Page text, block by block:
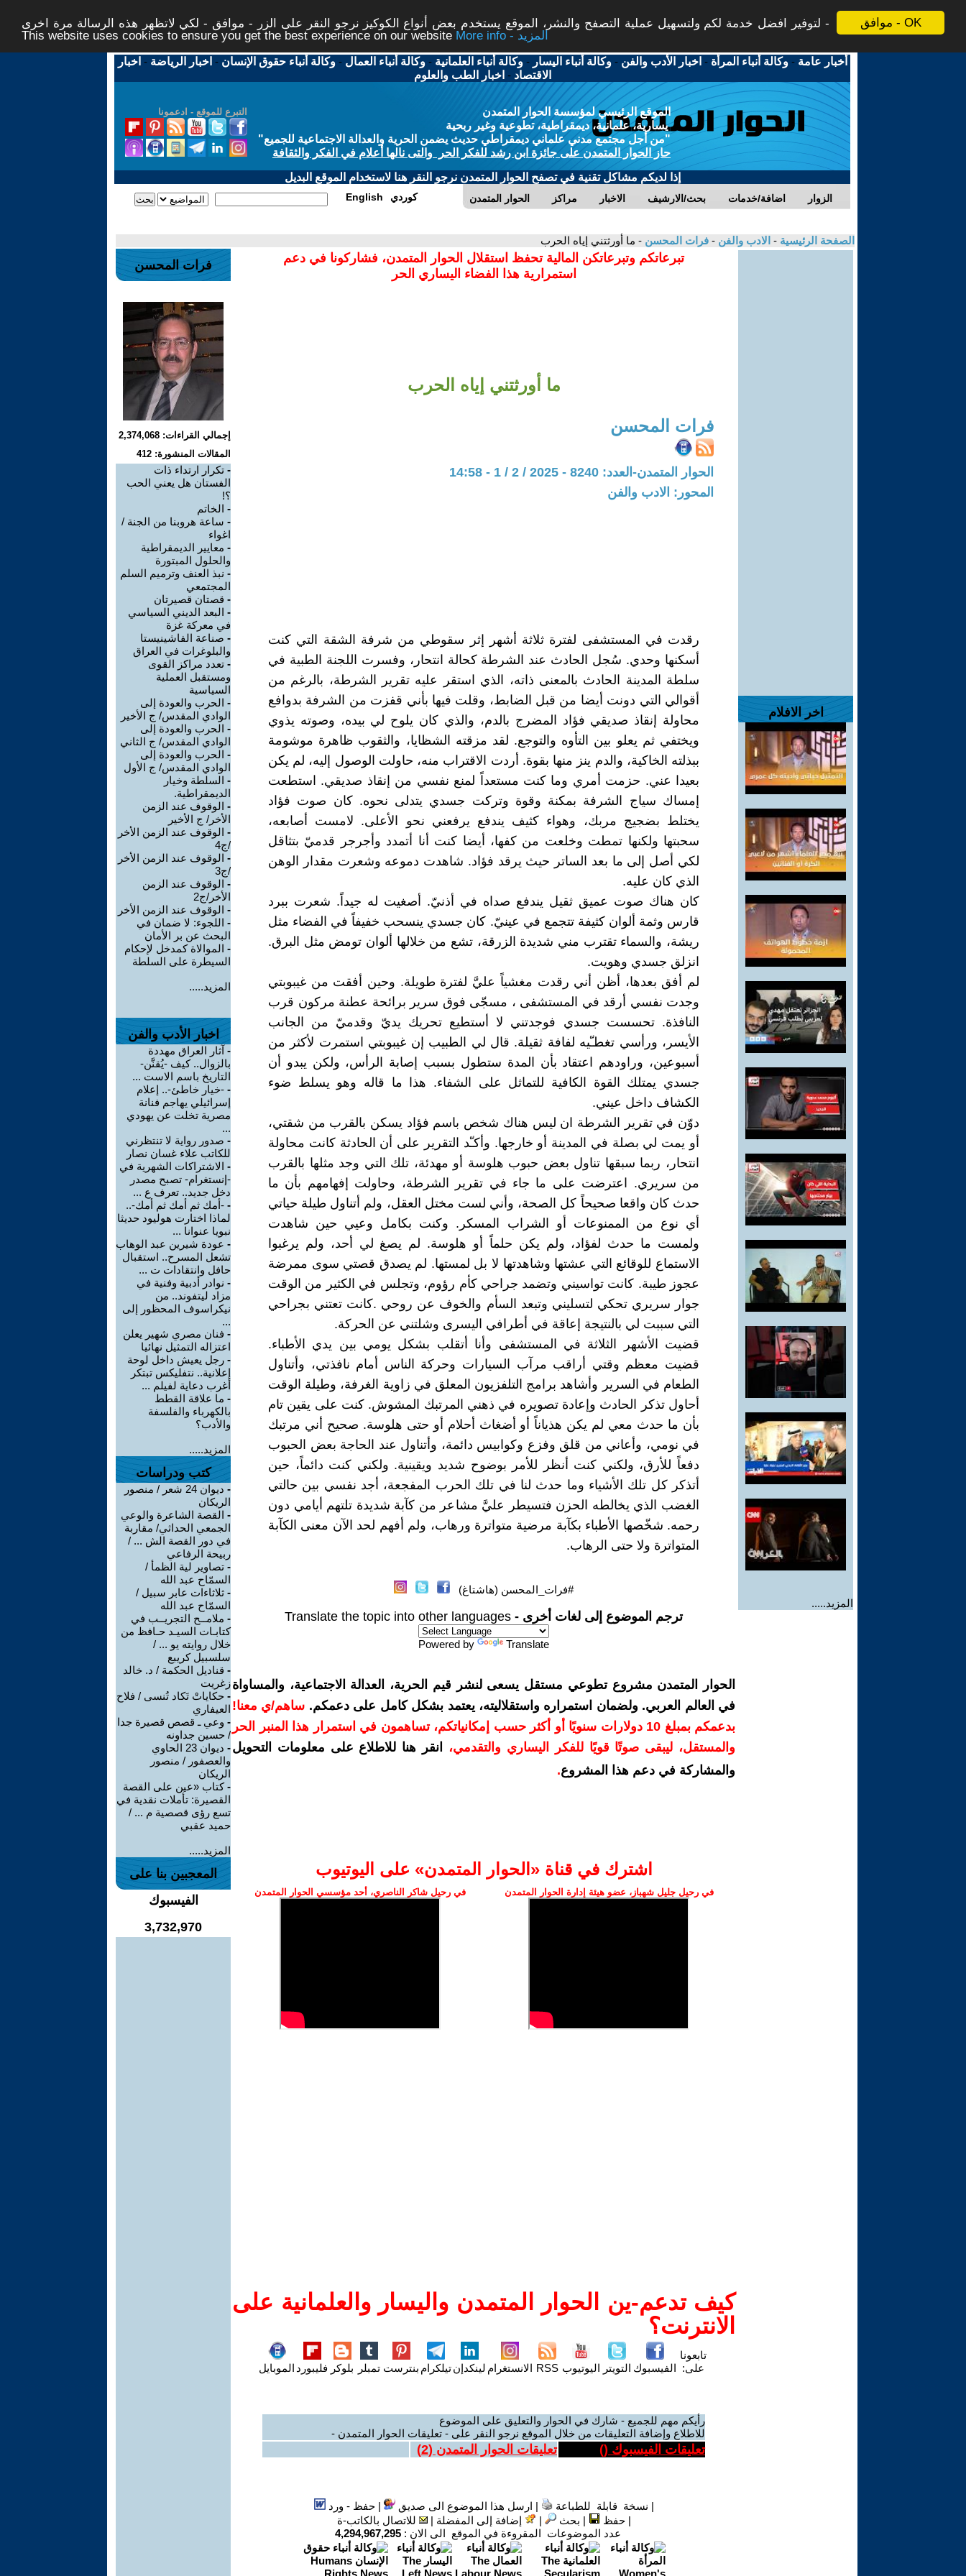
موافق - OK
لتوفير افضل خدمة لكم ولتسهيل عملية التصفح والنشر، الموقع يستخدم بعض أنواع الكوكيز نرجو النقر على الزر - موافق - لكي لاتظهر هذه الرسالة مرة اخرى -
This website uses cookies to ensure you get the best experience on our website
More info - المزيد
أخبار عامة -وكالة أنباء المرأة - اخبار الأدب والفن -وكالة أنباء اليسار -وكالة أنباء العلمانية -وكالة أنباء العمال -وكالة أنباء حقوق الإنسان - اخبار الرياضة - اخبار
الاقتصاد - اخبار الطب والعلوم
التبرع للموقع - ادعمونا
الموقع الرئيسي لمؤسسة الحوار المتمدن
يسارية، علمانية، ديمقراطية، تطوعية وغير ربحية
"من أجل مجتمع مدني علماني ديمقراطي حديث يضمن الحرية والعدالة الاجتماعية للجميع"
حاز الحوار المتمدن على جائزة ابن رشد للفكر الحر والتى نالها أعلام في الفكر والثقافة
إذا لديكم مشاكل تقنية في تصفح الحوار المتمدن نرجو النقر هنا لاستخدام الموقع البديل
الحوار المتمدن مراكز الاخبار بحث/الارشيف اضافة/خدمات الزوار English كوردي
الصفحة الرئيسية - الادب والفن - فرات المحسن - ما أورثتني إياه الحرب
اخر الافلام
المزيد.....
تبرعاتكم وتبرعاتكن المالية تحفظ استقلال الحوار المتمدن، فشاركونا في دعم
استمرارية هذا الفضاء اليساري الحر
ما أورثتني إياه الحرب
فرات المحسن
الحوار المتمدن-العدد: 8240 - 2025 / 2 / 1 - 14:58
المحور: الادب والفن
رقدت في المستشفى لفترة ثلاثة أشهر إثر سقوطي من شرفة الشقة التي كنت
أسكنها وحدي. سُجل الحادث عند الشرطة كحالة انتحار، وفسرت اللجنة الطبية في
سلطة المدينة الحادث بالمعنى ذاته، الذي استقر عليه تقرير الشرطة، بالرغم من
أقوالي التي دونت أيضا من قبل الضابط، وقلت فيها بأني قفزت من الشرفة بدوافع
محاولة إنقاذ صديقي فؤاد المضرج بالدم، والذي كان يلوح لي بيده، وصوته يذوي
ويختفي ثم يعلو بين التأوه والتوجع. لقد مزقته الشظايا، والثقوب ظاهرة موشومة
ببذلته الخاكية، والدم ينز منها بقوة. أردت الاقتراب منه، حاولت الوصول إليه، لم يكن
بعيدا عني. حزمت أمري وما كنت مستعداً لمنع نفسي من إنقاذ صديقي. استطعت
إمساك سياج الشرفة بمكنة وقوة وتركت جسدي يتدلى نحوه. كان صوت فؤاد
يختلط بضجيج مربك، وهواء كثيف يندفع يرفعني نحو الأعلى. لامست أصابعه،
سحبتها ولكنها تمطت وخلعت من كفها، أيضا كنت أنا أتمدد وأجرجر قدميّ بتثاقل
لكي أصل إلى ما بعد الساتر حيث يرقد فؤاد. شاهدت دموعه وشعرت مقدار الوهن
الذي كان عليه.
كان هناك صوت عميق ثقيل يندفع صداه في أذنيّ. أصغيت له جيداً. شعرت ببرد
قارس وثمة ألوان كثيفة تتجمع في عينيّ. كان جسدي ينسحب خفيفاً في الفضاء مثل
ريشة، والسماء تقترب مني شديدة الزرقة، تشع من خلالها ألوان تومض مثل البرق.
انزلق جسدي وهويت.
لم أفق بعدها، أظن أني رقدت مغشياً عليَّ لفترة طويلة. وحين أفقت من غيبوبتي
وجدت نفسي أرقد في المستشفى ، مسجّى فوق سرير برائحة عطنة مركون قرب
النافذة. تحسست جسدي فوجدتني لا أستطيع تحريك يديّ وقدميّ من الجانب
الأيسر، ورأسي تغطـّيه لفافة ثقيلة. قال لي الطبيب إن غيبوبتي استمرت لأكثر من
أسبوعين، وراودهم اعتقاد بأن المدة ستطول بسبب إصابة الرأس، ولكن يبدو أن
جسدي يمتلك القوة الكافية للتماثل على الشفاء. هذا ما قاله وهو يسلط ضوء
الكشاف داخل عيني.
دوّن في تقرير الشرطة ان ليس هناك شخص باسم فؤاد يسكن بالقرب من شقتي،
أو يمت لي بصلة في المدينة أو خارجها. وأكـّد التقرير على أن الحادثة كانت محاولة
انتحار، ربما سبقها تناول بعض حبوب هلوسة أو مهدئة، تلك التي وجد مثلها بالقرب
من سريري. اعترضت على ما جاء في تقرير الشرطة، وحاولت إفهامهم بأن ما
حدث كان واقعا صحيحاً كل الصحة، وأني لست مختل العقل، ولم أتناول طيلة حياتي
أي نوع من الممنوعات أو الشراب المسكر. وكنت بكامل وعيي حين شاهدت
ولمست ما حدث لفؤاد، ولم يكن حلماً أو هلوسة. لم يصغ لي أحد، ولم يرغبوا
الاستماع للوقائع التي عشتها وشاهدتها لا بل لمستها. لم يصدق قصتي سوى ممرضة
عجوز طيبة. كانت تواسيني وتضمد جراحي كأم رؤوم، وتجلس في الكثير من الوقت
جوار سريري تحكي لتسليني وتبعد السأم والخوف عن روحي .كانت تعتني بجراحي
التي سببت لي بالنتيجة إعاقة في أطرافي اليسرى وشلتني عن الحركة.
قضيت الأشهر الثلاثة في المستشفى وأنا أتقلب بشكل يومي بين يدي الأطباء.
قضيت معظم وقتي أراقب مرآب السيارات وحركة الناس أمام نافذتي، وأتناول
الطعام في السرير وأشاهد برامج التلفزيون المعلق في زاوية الغرفة، وطيلة الوقت
أحاول تذكر الحادث وإعادة تصويره في ذهني المرتبك المشوش. كنت على يقين تام
بأن ما حدث معي لم يكن هذياناً أو أضغاث أحلام أو حتى هلوسة. صحيح أني مرتبك
في نومي، وأعاني من قلق وفزع وكوابيس دائمة، وأتناول عند الحاجة بعض الحبوب
دفعاً للأرق، ولكني كنت أنظر للأمر بوضوح شديد ويقينية. ولكني كنت دائماً، حين
أتذكر كل تلك الأشياء وما حدث لنا في تلك الحرب المفجعة، أجد نفسي بين حالتي
الغضب الذي يخالطه الحزن فتسيطر عليَّ مشاعر من كآبة شديدة تلتهم أيامي دون
رحمه. شخّصها الأطباء بكآبة مرضية متواترة ورهاب، ولم أفهم لحد الآن معنى الكآبة
المتواترة ولا حتى الرهاب.
#فرات_المحسن (هاشتاغ)
ترجم الموضوع إلى لغات أخرى - Translate the topic into other languages
Powered by Translate
الحوار المتمدن مشروع تطوعي مستقل يسعى لنشر قيم الحرية، العدالة الاجتماعية، والمساواة
في العالم العربي. ولضمان استمراره واستقلاليته، يعتمد بشكل كامل على دعمكم. ساهم/ي معنا!
بدعمكم بمبلغ 10 دولارات سنويًا أو أكثر حسب إمكانياتكم، تساهمون في استمرار هذا المنبر الحر
والمستقل، ليبقى صوتًا قويًا للفكر اليساري والتقدمي،
انقر هنا للاطلاع على معلومات التحويل
والمشاركة في دعم هذا المشروع.
اشترك في قناة ‫«الحوار المتمدن» على اليوتيوب
في رحيل جليل شهباز، عضو هيئة إدارة الحوار المتمدن في رحيل شاكر الناصري، أحد مؤسسي الحوار المتمدن
كيف تدعم-ين الحوار المتمدن واليسار والعلمانية على
الانترنت؟
تابعونا
على: الفيسبوك التويتر اليوتيوب RSS الانستغرام لينكدإنتيلكرام بنترست تمبلر بلوكر فليبورد الموبايل
رأيكم مهم للجميع - شارك في الحوار والتعليق على الموضوع
للاطلاع وإضافة التعليقات من خلال الموقع نرجو النقر على - تعليقات الحوار المتمدن -
تعليقات الفيسبوك () تعليقات الحوار المتمدن (2
)
| نسخة قابلة للطباعة | ارسل هذا الموضوع الى صديق |حفظ - ورد
|حفظ | بحث | إضافة إلى المفضلة |
للاتصال بالكاتب-ة
عدد الموضوعات المقروءة في الموقع الى الان : 4,294,967,295
فرات المحسن
إجمالي القراءات: 2,374,068
المقالات المنشورة: 412
- تكرار ارتداء ذات
الفستان هل يعني الحب
؟!
- الخاتم
- ساعة هروبنا من الجنة /
اغواء
- معايير الديمقراطية
والحلول المبتورة
- نبذ العنف وترميم السلم
المجتمعي
- قصتان قصيرتان
- البعد الديني السياسي
في معركة غزة
- صناعة الفاشينيستا
والبلوغرات في العراق
- تعدد مراكز القوى
ومستقبل العملية
السياسية
- الحرب والعودة إلى
الوادي المقدس/ ج الأخير
- الحرب والعودة إلى
الوادي المقدس/ ج الثاني
- الحرب والعودة إلى
الوادي المقدس/ ج الأول
- السلطة وخيار
الديمقراطية.
- الوقوف عند الزمن
الأخر/ ج الأخير
- الوقوف عند الزمن الأخر
/ج4
- الوقوف عند الزمن الأخر
/ج3
- الوقوف عند الزمن
الأخر/ج2
- الوقوف عند الزمن الأخر
- اللجوء: لا ضمان في
البحث عن بر الأمان
- الموالاة كمدخل لإحكام
السيطرة على السلطة
المزيد.....
اخبار الأدب والفن
- آثار العراق مهددة
بالزوال.. كيف -يُقنَّن-
التاريخ باسم الاست ...
- -خيار خاطئ-.. إعلام
إسرائيلي يهاجم فنانة
مصرية تخلت عن يهودي
...
- صدور رواية لا تنتظرني
للكاتب علاء غسان نصار
- الاشتراكات الشهرية في
-إنستغرام- تصبح مصدر
دخل جديد.. تعرف ع ...
- -أمك ثم أمك ثم أمك-..
لماذا اختارت هوليود حديثا
نبويا عنوانا ...
- عودة شيرين عبد الوهاب
تشعل المسرح.. استقبال
حافل وانتقادات ت ...
- نوادر أدبية وفنية في
مزاد ليتفوند.. من
نيكراسوف المحظور إلى
...
- فنان مصري شهير يعلن
اعتزاله التمثيل نهائيا
- رجل يعيش داخل لوحة
إعلانية.. نتفليكس تبتكر
أغرب دعاية لفيلم ...
- ما علاقة القطط
بالكهرباء والفلسفة
والأدب؟
المزيد.....
كتب ودراسات
-
ديوان 24 شعر / منصور
الريكان
- القصة الشاعرة والوعي
الجمعي الحداثي/ مقاربة
في دور القصة الش ... /
ربيحة الرفاعي
- تصاوير لية الظمأ /
السمّاح عبد الله
- ثلاثاءات عابر سبيل /
السمّاح عبد الله
- ملامــح التجريــب في
كتابـات السيـد حـافظ من
خلال روايته يو ... /
سلسبيل كريبع
- قناديل الحكمة / د. خالد
زغريت
- حكاياتْ تَكاد تُنسى / فلاح
العيفاري
- وعي ـ قصص قصيرة جدا
/ حسين جداونه
-
ديوان 23 الحاوي
والعصفور / منصور
الريكان
-كتاب «عين على القصة
القصيرة: تأملات نقدية في
تسع رؤى قصصية م ... /
حميد عقبي
المزيد.....
المعجبين بنا على
الفيسبوك
3,732,970